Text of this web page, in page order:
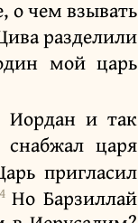
о чем взывать
разделили
мой царь
Иордан и так
царя
пригласил
Но Барзиллай